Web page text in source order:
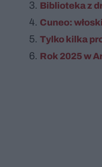
Biblioteka z
Cuneo:
Tylko kilka
Rok 2025 w